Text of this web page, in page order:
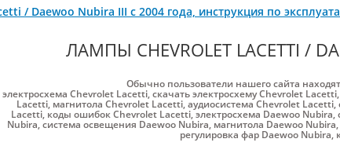
/ Daewoo Nubira III с 2004 года, инструкция по
ЛАМПЫ СHEVROLET LACETTI /
Обычно пользователи нашего сайта
электросхема Chevrolet Lacetti,скачать электросхему Chevrolet Lacetti,
Lacetti, магнитола Chevrolet Lacetti,аудиосистема Chevrolet Lacetti,
Lacetti, коды ошибок Chevrolet Lacetti,электросхема Daewoo Nubira,
Nubira,система освещения Daewoo Nubira, магнитола Daewoo Nubira,
регулировка фар Daewoo Nubira,